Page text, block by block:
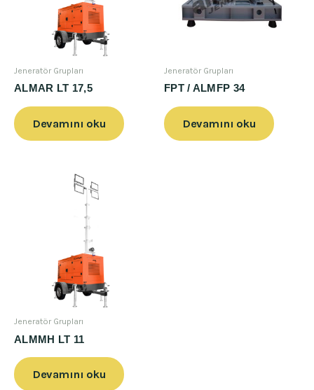
Jeneratör Grupları
ALMAR LT 17,5
Devamını oku
Jeneratör Grupları
FPT / ALMFP 34
Devamını oku
Jeneratör Grupları
ALMMH LT 11
Devamını oku